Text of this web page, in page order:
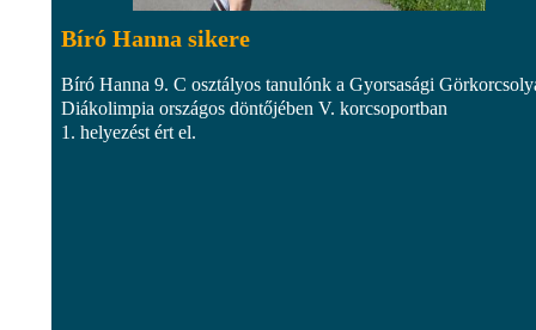
Bíró Hanna sikere
Bíró Hanna 9. C osztályos tanulónk a Gyorsasági
Diákolimpia országos döntőjében V. korcsoportban
1. helyezést ért el.